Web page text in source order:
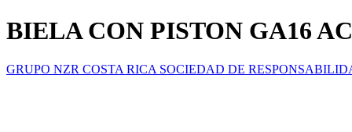
BIELA CON PISTON GA16
GRUPO NZR COSTA RICA SOCIEDAD DE